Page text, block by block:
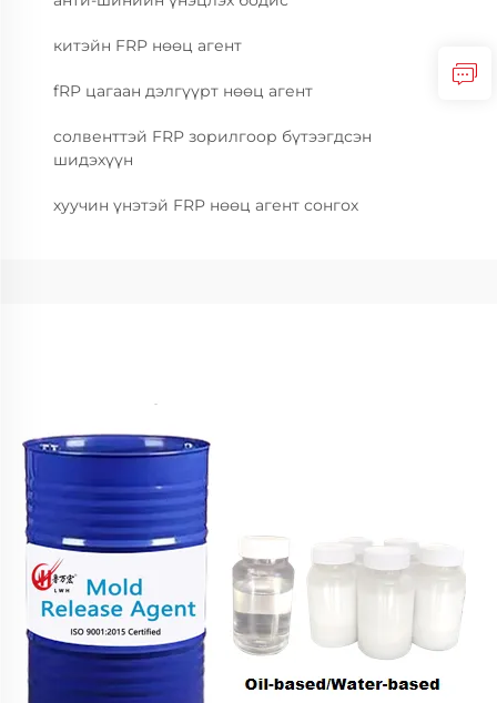
китэйн FRP нөөц агент
fRP цагаан дэлгүүрт нөөц агент
солвенттэй FRP зорилгоор бүтээгдсэн
шидэхүүн
хуучин үнэтэй FRP нөөц агент сонгох